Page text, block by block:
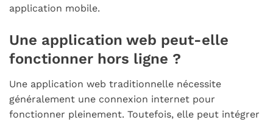
application mobile.
Une application web peut-elle
fonctionner hors ligne ?
Une application web traditionnelle nécessite
généralement une connexion internet pour
fonctionner pleinement. Toutefois, elle peut intégrer